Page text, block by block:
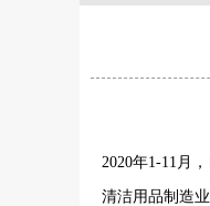
2020年1-11月
清洁用品制造